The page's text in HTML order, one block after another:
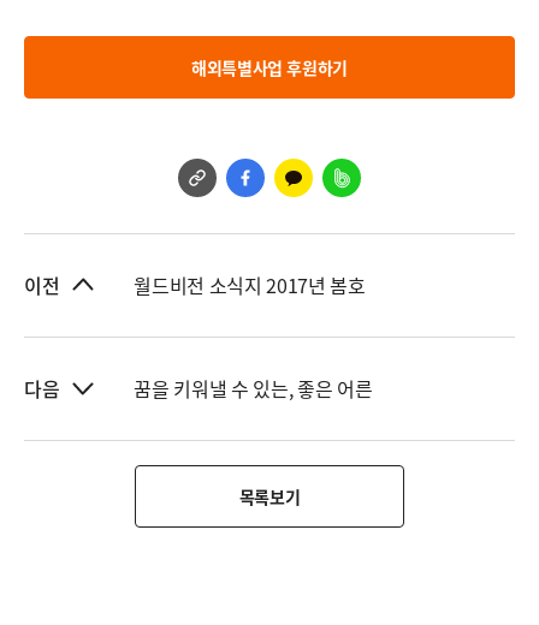
해외특별사업 후원하기
이전 월드비전 소식지 2017년 봄호
다음 꿈을 키워낼 수 있는, 좋은 어른
목록보기